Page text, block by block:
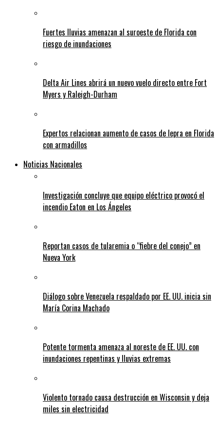
Fuertes lluvias amenazan al suroeste de Florida con
riesgo de inundaciones
Delta Air Lines abrirá un nuevo vuelo directo entre Fort
Myers y Raleigh-Durham
Expertos relacionan aumento de casos de lepra en Florida
con armadillos
Noticias Nacionales
Investigación concluye que equipo eléctrico provocó el
incendio Eaton en Los Ángeles
Reportan casos de tularemia o “fiebre del conejo” en
Nueva York
Diálogo sobre Venezuela respaldado por EE. UU. inicia sin
María Corina Machado
Potente tormenta amenaza al noreste de EE. UU. con
inundaciones repentinas y lluvias extremas
Violento tornado causa destrucción en Wisconsin y deja
miles sin electricidad